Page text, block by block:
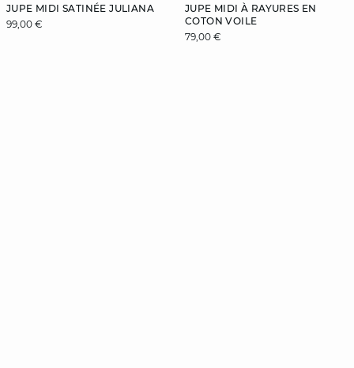
JUPE MIDI SATINÉE JULIANA
99,00 €
JUPE MIDI À RAYURES EN
COTON VOILE
79,00 €